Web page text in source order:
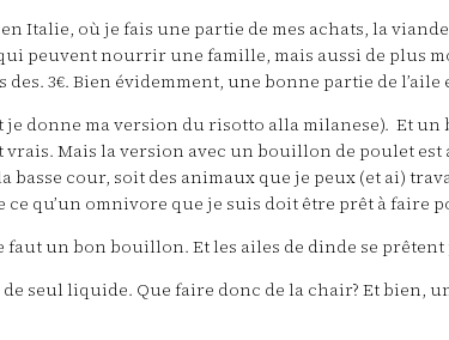
Italie, où je fais une partie de mes achats, la
peuvent nourrir une famille, mais aussi de plus
des. 3€. Bien évidemment, une bonne partie de
donne ma version du risotto alla milanese). Et
Mais la version avec un bouillon de poulet
basse cour, soit des animaux que je peux (et ai)
qu’un omnivore que je suis doit être prêt à faire
un bon bouillon. Et les ailes de dinde se
seul liquide. Que faire donc de la chair? Et bien,